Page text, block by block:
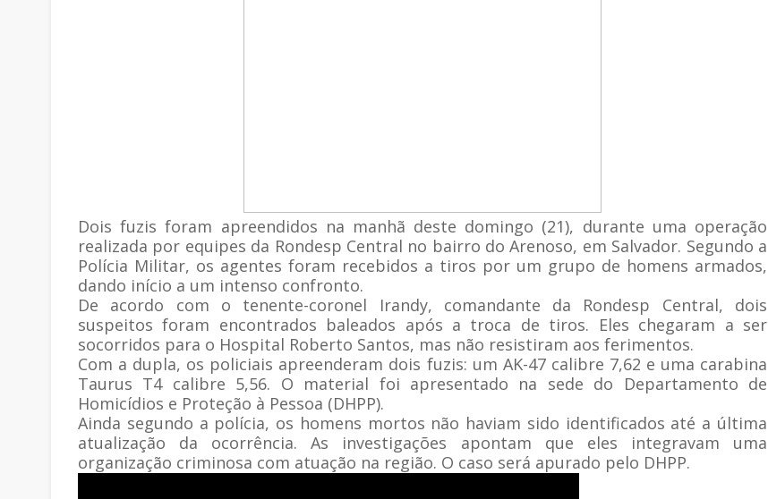
Dois fuzis foram apreendidos na manhã deste domingo (21), durante uma operação
realizada por equipes da Rondesp Central no bairro do Arenoso, em Salvador. Segundo a
Polícia Militar, os agentes foram recebidos a tiros por um grupo de homens armados,
dando início a um intenso confronto.
De acordo com o tenente-coronel Irandy, comandante da Rondesp Central, dois
suspeitos foram encontrados baleados após a troca de tiros. Eles chegaram a ser
socorridos para o Hospital Roberto Santos, mas não resistiram aos ferimentos.
Com a dupla, os policiais apreenderam dois fuzis: um AK-47 calibre 7,62 e uma carabina
Taurus T4 calibre 5,56. O material foi apresentado na sede do Departamento de
Homicídios e Proteção à Pessoa (DHPP).
Ainda segundo a polícia, os homens mortos não haviam sido identificados até a última
atualização da ocorrência. As investigações apontam que eles integravam uma
organização criminosa com atuação na região. O caso será apurado pelo DHPP.